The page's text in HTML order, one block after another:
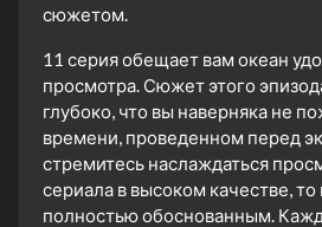
сюжетом.
11 серия обещает вам океан
просмотра. Сюжет этого
глубоко, что вы наверняка не
времени, проведенном перед
стремитесь наслаждаться
сериала в высоком качестве,
полностью обоснованным.